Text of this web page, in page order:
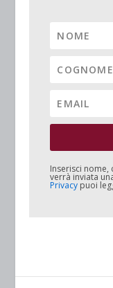
Inserisci nome,
verrà inviata
Privacy puoi